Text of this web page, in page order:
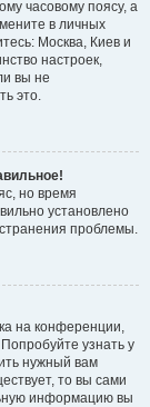
часовому поясу, а
в личных
Москва, Киев и
настроек,
вы не
это.
но время
установлено
проблемы.
на конференции,
узнать у
нужный вам
то вы сами
информацию вы